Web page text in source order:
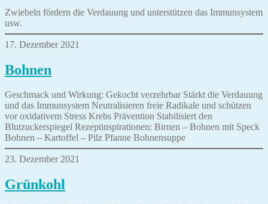
Zwiebeln fördern die Verdauung und unterstützen das Immunsystem
usw.
17. Dezember 2021
Bohnen
Geschmack und Wirkung: Gekocht verzehrbar Stärkt die Verdauung
und das Immunsystem Neutralisieren freie Radikale und schützen
vor oxidativem Stress Krebs Prävention Stabilisiert den
Blutzuckerspiegel Rezeptinspirationen: Birnen – Bohnen mit Speck
Bohnen – Kartoffel – Pilz Pfanne Bohnensuppe
23. Dezember 2021
Grünkohl